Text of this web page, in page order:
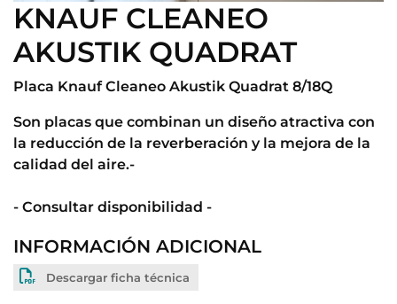
KNAUF CLEANEO
AKUSTIK QUADRAT
Placa Knauf Cleaneo Akustik Quadrat 8/18Q
Son placas que combinan un diseño atractiva con
la reducción de la reverberación y la mejora de la
calidad del aire.-
- Consultar disponibilidad -
INFORMACIÓN ADICIONAL
Descargar ficha técnica